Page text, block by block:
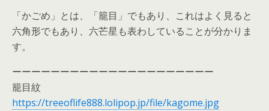
「かごめ」とは、「籠目」でもあり、これはよく見ると
六角形でもあり、六芒星も表わしていることが分かりま
す。
ーーーーーーーーーーーーーーーーーーーーー
籠目紋
https://treeoflife888.lolipop.jp/file/kagome.jpg